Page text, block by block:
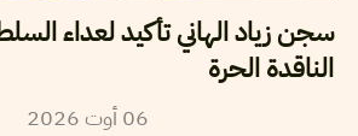
سجن زياد الهاني تأكيد لعداء
الناقدة الحرة
06 أوت2026